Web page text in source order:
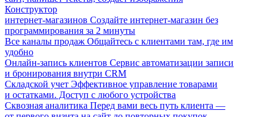
Конструктор
интернет-магазинов Создайте интернет-магазин без
программирования за 2 минуты
Все каналы продаж Общайтесь с клиентами там, где им
удобно
Онлайн-запись клиентов Сервис автоматизации записи
и бронирования внутри CRM
Складской учет Эффективное управление товарами
и остатками. Доступ с любого устройства
Сквозная аналитика Перед вами весь путь клиента —